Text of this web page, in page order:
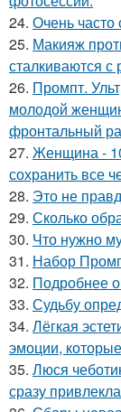
24. Очень часто
25. Макияж
сталкиваются с
26. Промпт.
молодой
фронтальный
27. Женщина -
сохранить все
28. Это не
29. Сколько
30. Что нужно
31. Набор
32. Подробнее
33. Судьбу
34. Лёгкая
эмоции,
35. Люся
сразу